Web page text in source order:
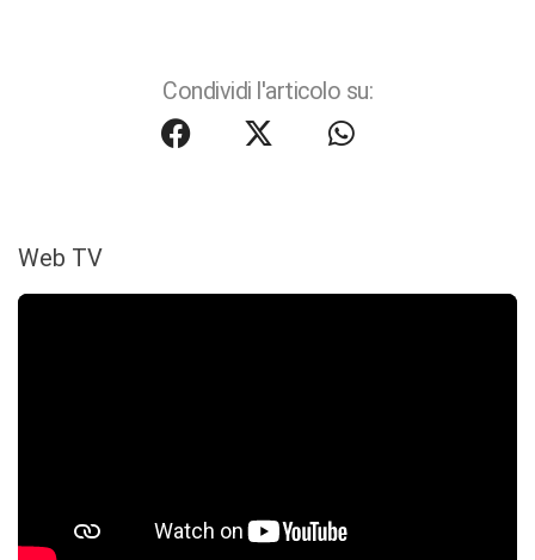
Condividi l'articolo su:
Web TV